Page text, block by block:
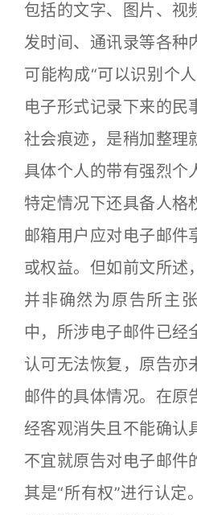
包括的文字、图片、视
发时间、通讯录等各种
可能构成“可以识别个
电子形式记录下来的民
社会痕迹，是稍加整理
具体个人的带有强烈个
特定情况下还具备人格
邮箱用户应对电子邮件
或权益。但如前文所述
并非确然为原告所主
中，所涉电子邮件已经
认可无法恢复，原告亦
邮件的具体情况。在原
经客观消失且不能确认
不宜就原告对电子邮件
其是“所有权”进行认定